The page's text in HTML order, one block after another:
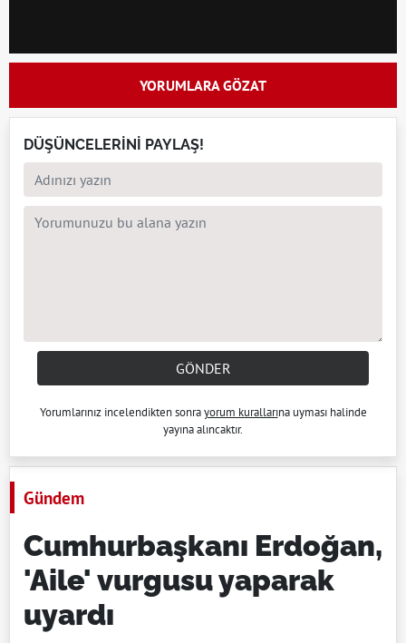
YORUMLARA GÖZAT
DÜŞÜNCELERİNİ PAYLAŞ!
GÖNDER
Yorumlarınız incelendikten sonrayorum kurallarına uyması halinde
yayına alıncaktır.
Gündem
Cumhurbaşkanı Erdoğan,
'Aile' vurgusu yaparak
uyardı